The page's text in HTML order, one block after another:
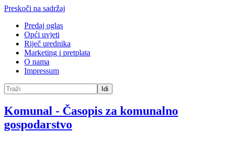
Preskoči na sadržaj
Predaj oglas
Opći uvjeti
Riječ urednika
Marketing i pretplata
O nama
Impressum
Idi
Komunal - Časopis za komunalno
gospodarstvo